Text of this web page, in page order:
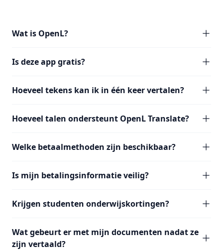
Wat is OpenL?
Is deze app gratis?
Hoeveel tekens kan ik in één keer vertalen?
Hoeveel talen ondersteunt OpenL Translate?
Welke betaalmethoden zijn beschikbaar?
Is mijn betalingsinformatie veilig?
Krijgen studenten onderwijskortingen?
Wat gebeurt er met mijn documenten nadat ze
zijn vertaald?